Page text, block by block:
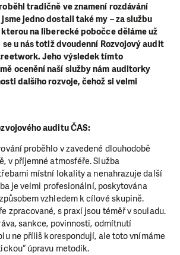
tradičně ve znamení rozdávání
jedno dostali také my – za službu
kterou na liberecké pobočce děláme už
u nás totiž dvoudenní Rozvojový audit
Jeho výsledek tímto
ocenění naší služby nám auditorky
dalšího rozvoje, čehož si velmi
auditu ČAS:
proběhlo v zavedené dlouhodobě
v příjemné atmosféře. Služba
místní lokality a nenahrazuje další
je velmi profesionální, poskytována
vzhledem k cílové skupině.
zpracované, s praxí jsou téměř v souladu.
sankce, povinnosti, odmítnutí
ne příliš korespondují, ale toto vnímáme
úpravu metodik.